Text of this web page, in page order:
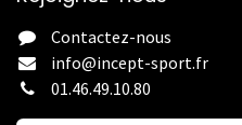
Contactez-nous
info@incept-sport.fr
01.46.49.10.80